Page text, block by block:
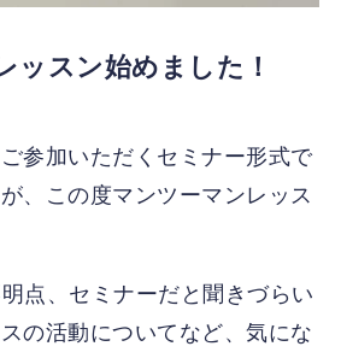
ッスン始めました！
参加いただくセミナー形式で
、この度マンツーマンレッス
点、セミナーだと聞きづらい
の活動についてなど、気にな